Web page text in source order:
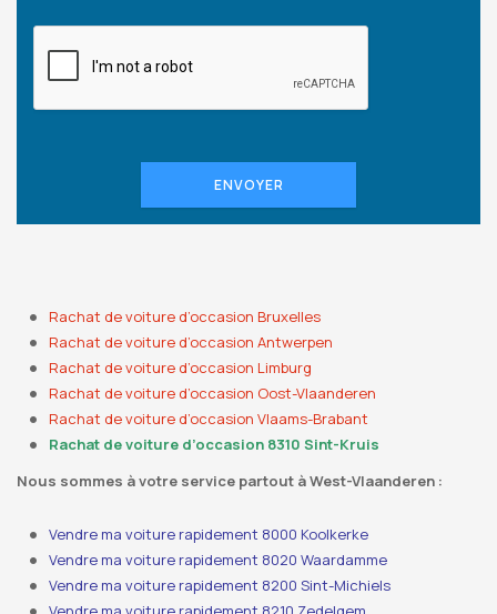
ENVOYER
Rachat de voiture d’occasion Bruxelles
Rachat de voiture d’occasion Antwerpen
Rachat de voiture d’occasion Limburg
Rachat de voiture d’occasion Oost-Vlaanderen
Rachat de voiture d’occasion Vlaams-Brabant
Rachat de voiture d’occasion 8310 Sint-Kruis
Nous sommes à votre service partout à West-Vlaanderen :
Vendre ma voiture rapidement 8000 Koolkerke
Vendre ma voiture rapidement 8020 Waardamme
Vendre ma voiture rapidement 8200 Sint-Michiels